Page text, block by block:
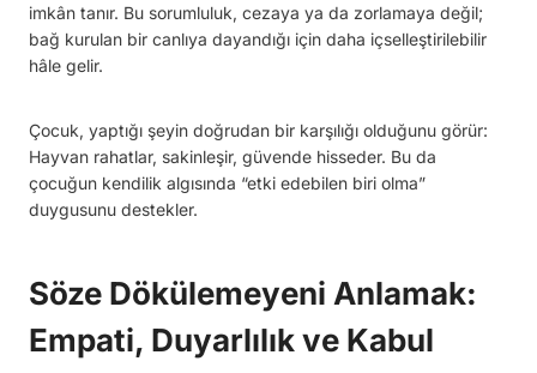
imkân tanır. Bu sorumluluk, cezaya ya da zorlamaya değil;
bağ kurulan bir canlıya dayandığı için daha içselleştirilebilir
hâle gelir.
Çocuk, yaptığı şeyin doğrudan bir karşılığı olduğunu görür:
Hayvan rahatlar, sakinleşir, güvende hisseder. Bu da
çocuğun kendilik algısında “etki edebilen biri olma”
duygusunu destekler.
Söze Dökülemeyeni Anlamak:
Empati, Duyarlılık ve Kabul